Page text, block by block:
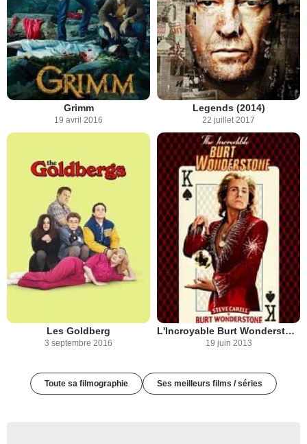
Grimm
19 avril 2016
Legends (2014)
22 juillet 2017
Les Goldberg
3 septembre 2016
L'Incroyable Burt Wonderstone
19 juin 2013
Toute sa filmographie Ses meilleurs films / séries